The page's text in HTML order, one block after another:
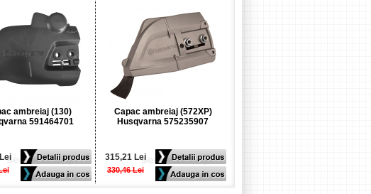
ambreiaj (130)
591464701
Capac ambreiaj (572XP)
Husqvarna 575235907
315,21 Lei
330,46 Lei